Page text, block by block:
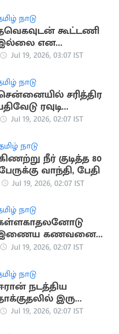
நாடு
கூட்டணி
என
அறிவித்த CPM
Jul 19, 2026, 03:07 IST
நாடு
சரித்திர
ரவுடி
துப்பாக்கியால்
Jul 19, 2026, 02:07 IST
நாடு
நீர் குடித்த 80
வாந்தி, பேதி
Jul 19, 2026, 02:07 IST
நாடு
கணவனை
பாம்பை வைத்து
Jul 19, 2026, 02:07 IST
நாடு
நடத்திய
இரு
அமெரிக்க வீரர்கள்
Jul 19, 2026, 02:07 IST